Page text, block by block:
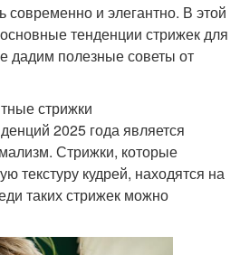
современно и элегантно. В этой
тенденции стрижек для
дадим полезные советы от
стрижки
2025 года является
Стрижки, которые
текстуру кудрей, находятся на
таких стрижек можно